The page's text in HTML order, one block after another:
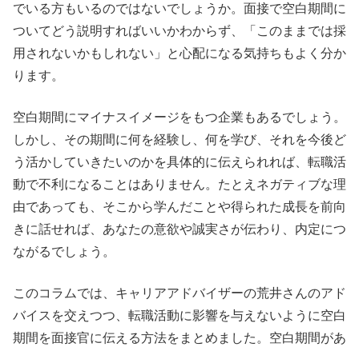
でいる方もいるのではないでしょうか。面接で空白期間に
ついてどう説明すればいいかわからず、「このままでは採
用されないかもしれない」と心配になる気持ちもよく分か
ります。
空白期間にマイナスイメージをもつ企業もあるでしょう。
しかし、その期間に何を経験し、何を学び、それを今後ど
う活かしていきたいのかを具体的に伝えられれば、転職活
動で不利になることはありません。たとえネガティブな理
由であっても、そこから学んだことや得られた成長を前向
きに話せれば、あなたの意欲や誠実さが伝わり、内定につ
ながるでしょう。
このコラムでは、キャリアアドバイザーの荒井さんのアド
バイスを交えつつ、転職活動に影響を与えないように空白
期間を面接官に伝える方法をまとめました。空白期間があ